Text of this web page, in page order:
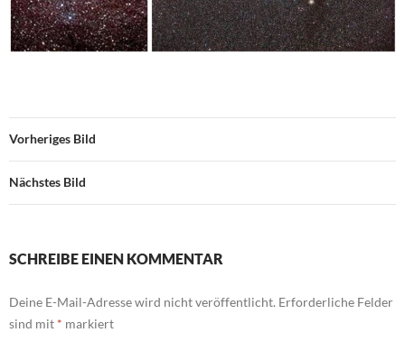
Vorheriges Bild
Nächstes Bild
SCHREIBE EINEN KOMMENTAR
Deine E-Mail-Adresse wird nicht veröffentlicht. Erforderliche Felder
sind mit * markiert